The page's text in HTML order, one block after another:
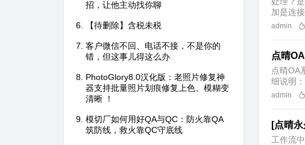
招，让他主动找你聊
【待删除】含税未税
客户微信不回、电话不接，不是你的
错，但这事儿得这么办
PhotoGlory8.0汉化版：老照片修复神
器支持批量照片划痕修复上色、模糊变
清晰 ！
模切厂如何用好QA与QC：防火靠QA
筑防线，救火靠QC守底线
加是连
admin
点晴
点晴OA
细说明：
admin
[点晴
工作流